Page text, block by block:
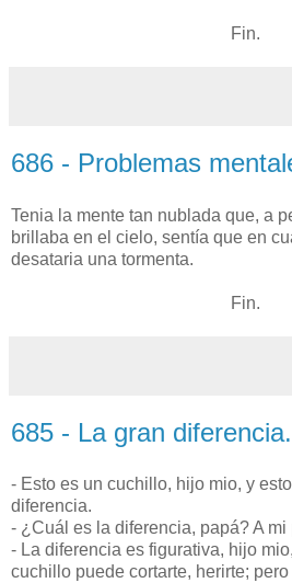
Fin.
686 - Problemas
Tenia la mente tan nublada que, a
brillaba en el cielo, sentía que en
desataria una tormenta.
Fin.
685 - La gran diferencia.
- Esto es un cuchillo, hijo mio, y
diferencia.
- ¿Cuál es la diferencia, papá? A mi
- La diferencia es figurativa, hijo
cuchillo puede cortarte, herirte;